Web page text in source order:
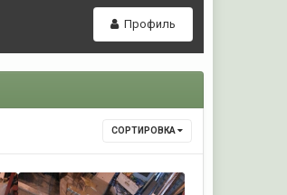
Профиль
СОРТИРОВКА